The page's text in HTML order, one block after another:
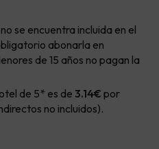
se encuentra incluida en el
abonarla en
de 15 años no pagan la
de 5* es de 3.14€ por
no incluidos).